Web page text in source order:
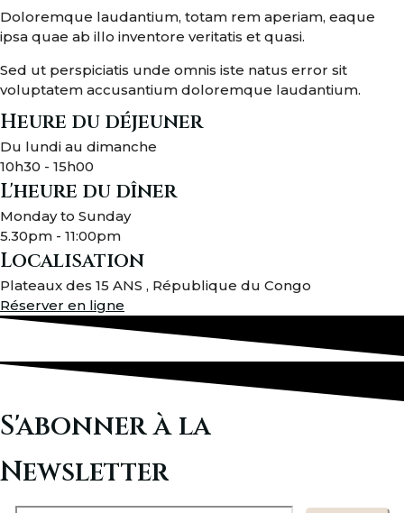
Doloremque laudantium, totam rem aperiam, eaque
ipsa quae ab illo inventore veritatis et quasi.
Sed ut perspiciatis unde omnis iste natus error sit
voluptatem accusantium doloremque laudantium.
Heure du déjeuner
Du lundi au dimanche
10h30 - 15h00
L'heure du dîner
Monday to Sunday
5.30pm - 11:00pm
Localisation
Plateaux des 15 ANS , République du Congo
Réserver en ligne
S'abonner à la
Newsletter